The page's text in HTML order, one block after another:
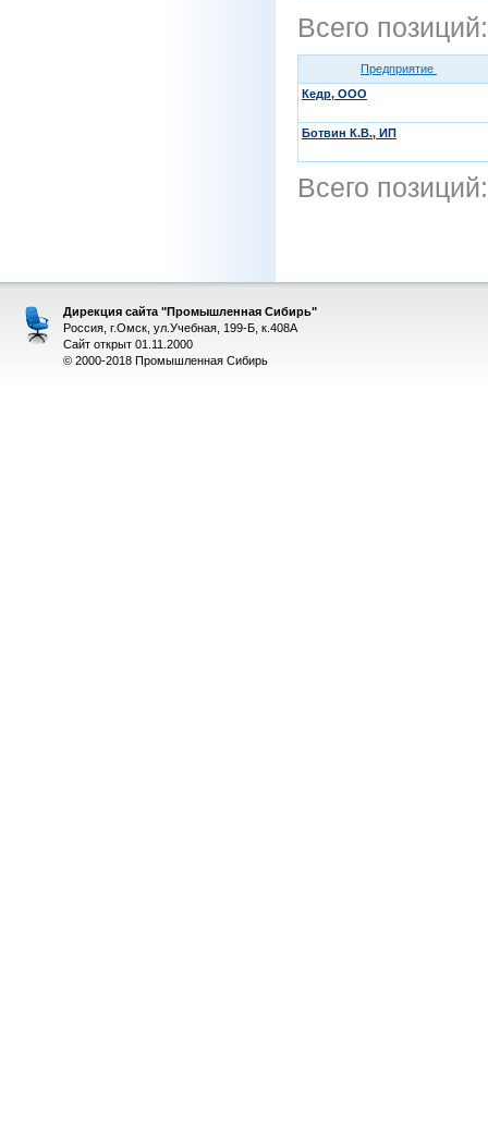
Всего
Предприятие
Кедр, ООО
Ботвин К.В., ИП
Всего
Дирекция сайта "Промышленная Сибирь"
Россия, г.Омск, ул.Учебная, 199-Б, к.408А
Сайт открыт 01.11.2000
© 2000-2018 Промышленная Сибирь